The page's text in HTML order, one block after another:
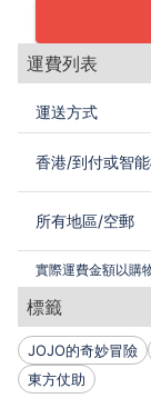
運費列表
運送方式
香港/到付或智
所有地區/空郵
實際運費金額以購
標籤
JOJO的奇妙冒險
東方仗助